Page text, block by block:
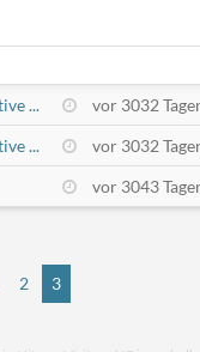
... vor 3032
...
vor 3032
vor 3043
2 3